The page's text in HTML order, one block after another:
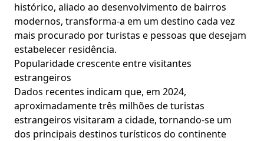
histórico, aliado ao desenvolvimento de bairros
modernos, transforma-a em um destino cada vez
mais procurado por turistas e pessoas que desejam
estabelecer residência.
Popularidade crescente entre visitantes
estrangeiros
Dados recentes indicam que, em 2024,
aproximadamente três milhões de turistas
estrangeiros visitaram a cidade, tornando-se um
dos principais destinos turísticos do continente